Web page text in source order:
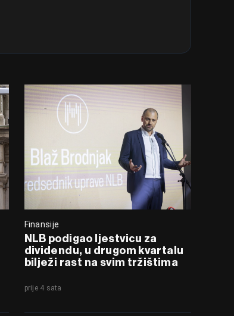
Finansije
NLB podigao ljestvicu za
dividendu, u drugom kvartalu
bilježi rast na svim tržištima
prije 4 sata